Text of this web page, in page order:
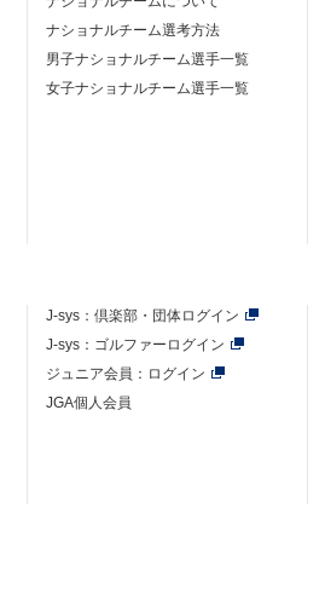
ナショナルチーム選考方法
男子ナショナルチーム選手一覧
女子ナショナルチーム選手一覧
J-sys： 倶楽部・団体ログイン
J-sys：ゴルファーログイン
ジュニア会員：ログイン
JGA個人会員